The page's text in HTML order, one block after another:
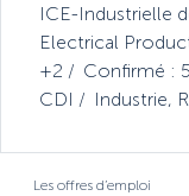
ICE-Industrielle
Electrical
+2
Confirmé :
CDI
Industrie,
Les offres d’emploi